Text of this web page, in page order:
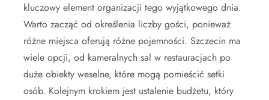
kluczowy element organizacji tego wyjątkowego dnia.
Warto zacząć od określenia liczby gości, ponieważ
różne miejsca oferują różne pojemności. Szczecin ma
wiele opcji, od kameralnych sal w restauracjach po
duże obiekty weselne, które mogą pomieścić setki
osób. Kolejnym krokiem jest ustalenie budżetu, który